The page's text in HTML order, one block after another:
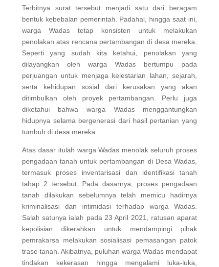
Terbitnya surat tersebut menjadi satu dari beragam
bentuk kebebalan pemerintah. Padahal, hingga saat ini,
warga Wadas tetap konsisten untuk melakukan
penolakan atas rencana pertambangan di desa mereka.
Seperti yang sudah kita ketahui, penolakan yang
dilayangkan oleh warga Wadas bertumpu pada
perjuangan untuk menjaga kelestarian lahan, sejarah,
serta kehidupan sosial dari kerusakan yang akan
ditimbulkan oleh proyek pertambangan. Perlu juga
diketahui bahwa warga Wadas menggantungkan
hidupnya selama bergenerasi dari hasil pertanian yang
tumbuh di desa mereka.
Atas dasar itulah warga Wadas menolak seluruh proses
pengadaan tanah untuk pertambangan di Desa Wadas,
termasuk proses inventarisasi dan identifikasi tanah
tahap 2 tersebut. Pada dasarnya, proses pengadaan
tanah dilakukan sebelumnya telah memicu hadirnya
kriminalisasi dan intimidasi terhadap warga Wadas.
Salah satunya ialah pada 23 April 2021, ratusan aparat
kepolisian dikerahkan untuk mendampingi pihak
pemrakarsa melakukan sosialisasi pemasangan patok
trase tanah. Akibatnya, puluhan warga Wadas mendapat
tindakan kekerasan hingga mengalami luka-luka,